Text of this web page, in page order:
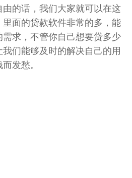
的话，我们大家就可以在这
面的贷款软件非常的多，能
求，不管你自己想要贷多少
们能够及时的解决自己的用
发愁。